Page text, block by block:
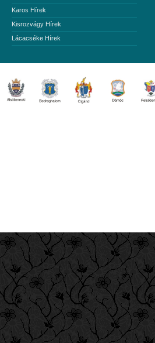
Karos Hírek
Kisrozvágy Hírek
Lácacséke Hírek